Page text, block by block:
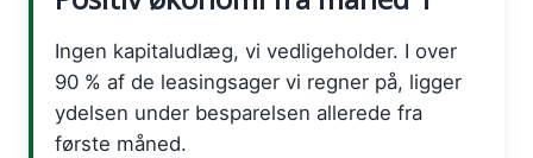
Ingen kapitaludlæg, vi vedligeholder. I over
90 % af de leasingsager vi regner på, ligger
ydelsen under besparelsen allerede fra
første måned.